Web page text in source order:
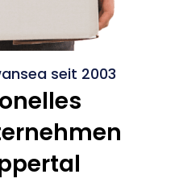
seit 2003